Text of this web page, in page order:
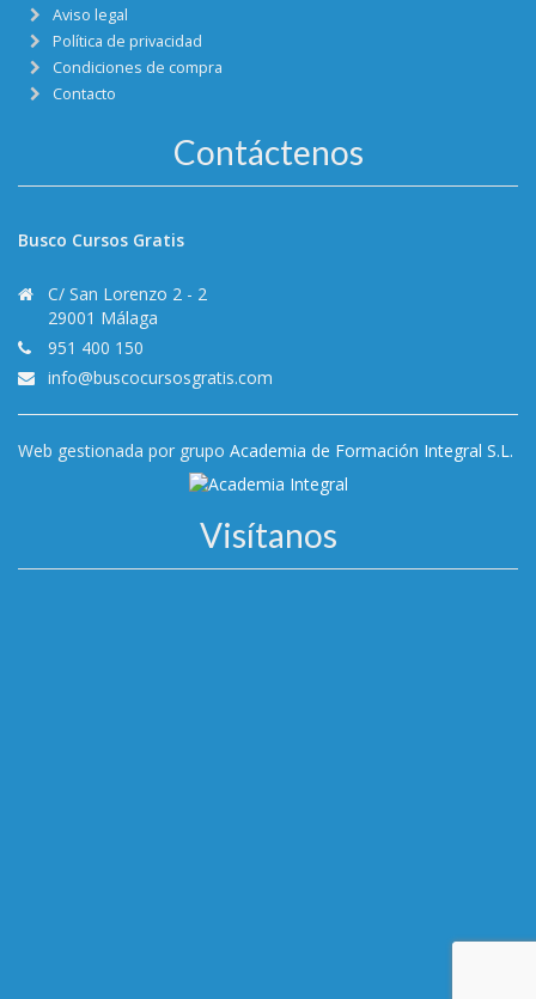
Aviso legal
Política de privacidad
Condiciones de compra
Contacto
Contáctenos
Busco Cursos Gratis
C/ San Lorenzo 2 - 2
29001 Málaga
951 400 150
info@buscocursosgratis.com
Web gestionada por grupo Academia de Formación Integral S.L.
Visítanos